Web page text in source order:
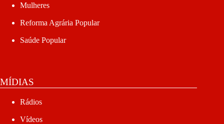
Mulheres
Reforma Agrária Popular
Saúde Popular
MÍDIAS
Rádios
Vídeos